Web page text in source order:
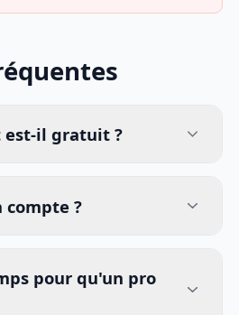
est-il gratuit ?
compte ?
pour qu'un pro